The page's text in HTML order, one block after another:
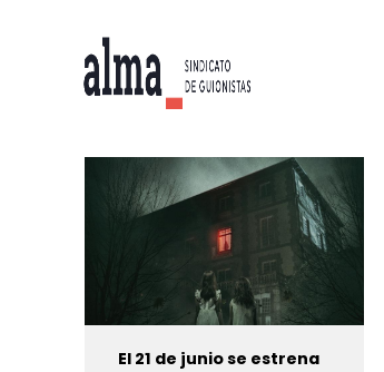
El 21 de junio se estrena